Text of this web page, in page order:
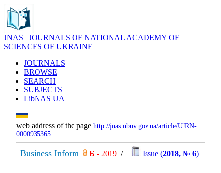
JNAS | JOURNALS OF NATIONAL ACADEMY OF
SCIENCES OF UKRAINE
JOURNALS
BROWSE
SEARCH
SUBJECTS
LibNAS UA
web address of the page http://jnas.nbuv.gov.ua/article/UJRN-
0000935365
Business Inform Б - 2019 / Issue (2018, № 6)